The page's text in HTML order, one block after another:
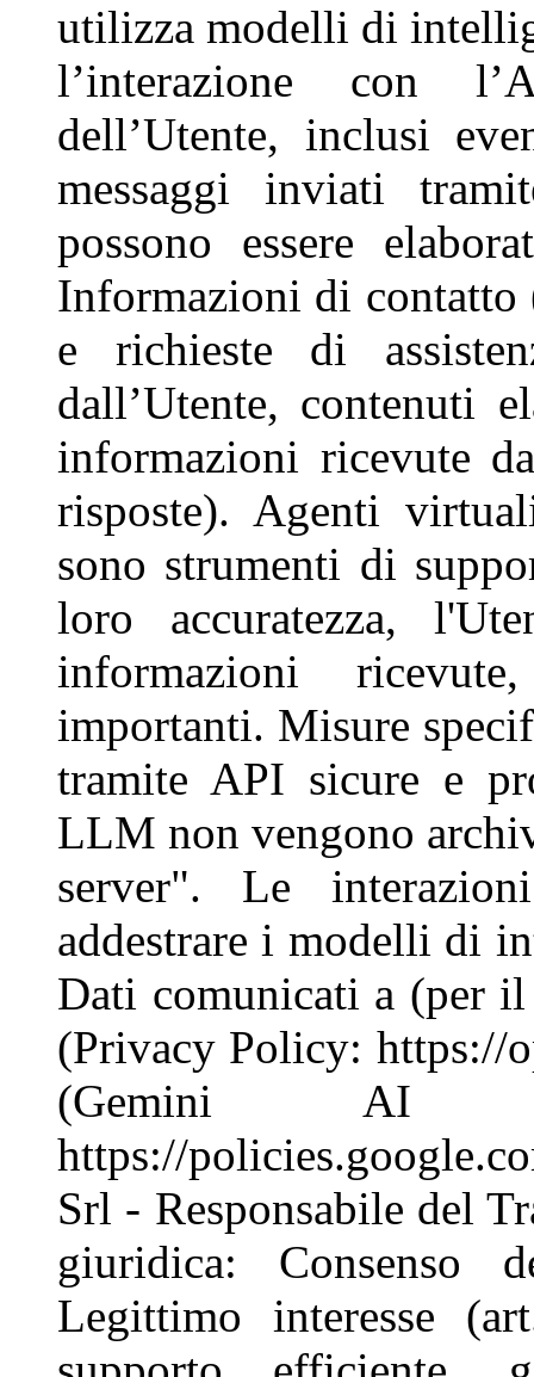
utilizza modelli di
l’interazione con
dell’Utente, inclusi
messaggi inviati
possono essere
Informazioni di contatto
e richieste di
dall’Utente, contenuti
informazioni ricevute
risposte). Agenti
sono strumenti di
loro accuratezza,
informazioni
importanti. Misure
tramite API sicure e
LLM non vengono
server". Le
addestrare i modelli di
Dati comunicati a (per
(Privacy Policy: https://
(Gemini AI
https://
Srl - Responsabile del
giuridica: Consenso
Legittimo interesse